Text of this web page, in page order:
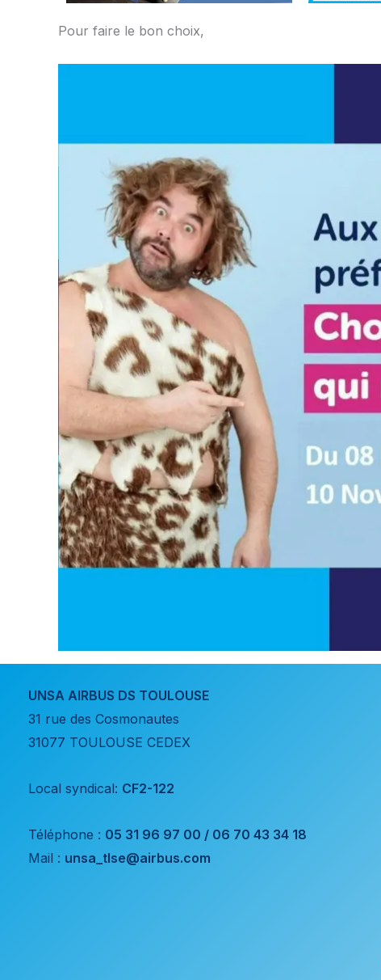
Pour faire le bon choix,
UNSA AIRBUS DS TOULOUSE
31 rue des Cosmonautes
31077 TOULOUSE CEDEX
Local syndical: CF2-122
Téléphone : 05 31 96 97 00 / 06 70 43 34 18
Mail : unsa_tlse@airbus.com